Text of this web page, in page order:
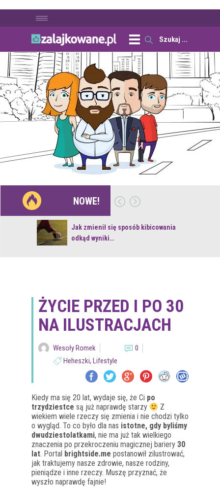
NOWE!
Jak zmienił się sposób kibicowania
odkąd wyniki…
ŻYCIE PRZED I PO 30
NA ILUSTRACJACH
Wesoły Romek
0
Heheszki, Lifestyle
Kiedy ma się 20 lat, wydaje się, że Ci po
trzydziestce są już naprawdę starzy
Z
wiekiem wiele rzeczy się zmienia i nie chodzi tylko
o wygląd. To co było dla nas istotne, gdy byliśmy
dwudziestolatkami, nie ma już tak wielkiego
znaczenia po przekroczeniu magicznej bariery 30
lat. Portal brightside.me postanowił zilustrować,
jak traktujemy nasze zdrowie, nasze rodziny,
pieniądze i inne rzeczy. Muszę przyznać, że
wyszło naprawdę fajnie!